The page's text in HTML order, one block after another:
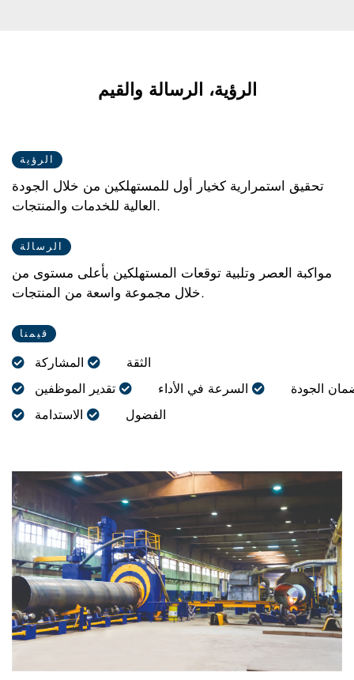
الرؤية، الرسالة والقيم
الرؤية
تحقيق استمرارية كخيار أول للمستهلكين من خلال الجودة
العالية للخدمات والمنتجات.
الرسالة
مواكبة العصر وتلبية توقعات المستهلكين بأعلى مستوى من
خلال مجموعة واسعة من المنتجات.
قيمنا
الثقة
المشاركة
الجودة
السرعة في الأداء
تقدير الموظفين
الفضول
الاستدامة